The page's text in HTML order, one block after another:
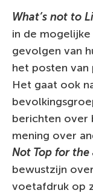
What’s not to
in de
gevolgen van
het posten
Het gaat ook
berichten over
mening over
Not Top for the
bewustzijn
voetafdruk op